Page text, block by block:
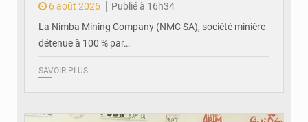
6 août 2026
Publié à 16h34
La Nimba Mining Company (NMC SA), société minière
détenue à 100 % par…
SAVOIR PLUS